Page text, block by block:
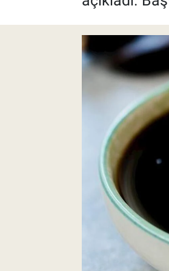
Pankobirlik
Et fiyatları
Dünyada Tarım
Üretici Birlikleri
Şeker ve Şekerli Mamüller
Tahıllar ve Baklagiller